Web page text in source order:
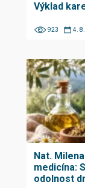
Výklad
923 4.
Nat.
medicína:
odolnost